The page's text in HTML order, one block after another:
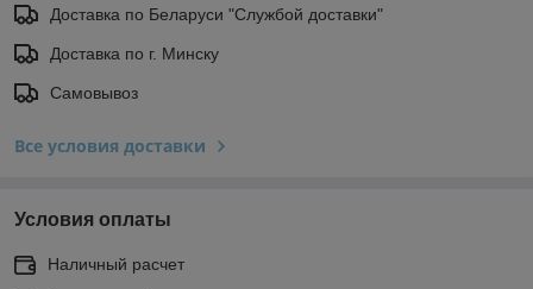
Доставка по Беларуси "Службой доставки"
Доставка по г. Минску
Самовывоз
Все условия доставки
Условия оплаты
Наличный расчет